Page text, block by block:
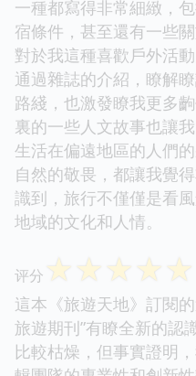
一種都寫得非常細緻，
宿條件，甚至還有一些
對於我這種喜歡戶外活
通過雜誌的介紹，瞭解
路綫，也激發瞭我更多
裏的一些人文故事也讓
生活在偏遠地區的人們
自然的敬畏，都讓我覺
識到，旅行不僅僅是看
地域的文化和人情。
评分 ☆☆☆☆☆
這本《旅遊天地》訂閱
旅遊期刊”有瞭全新的認
比較枯燥，但事實證明